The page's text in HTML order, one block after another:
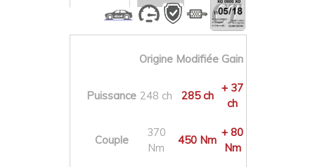
Origine Modifiée Gain
Puissance 248 ch 285 ch
+ 37
ch
Couple
370
Nm
450 Nm
+ 80
Nm